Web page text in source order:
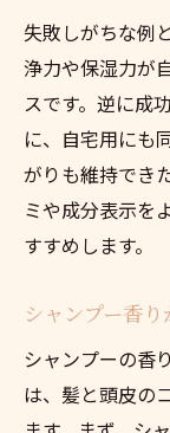
失敗しがちな例
浄力や保湿力が
スです。逆に成
に、自宅用にも
がりも維持でき
ミや成分表示を
すすめします。
シャンプー香
シャンプーの香
は、髪と頭皮の